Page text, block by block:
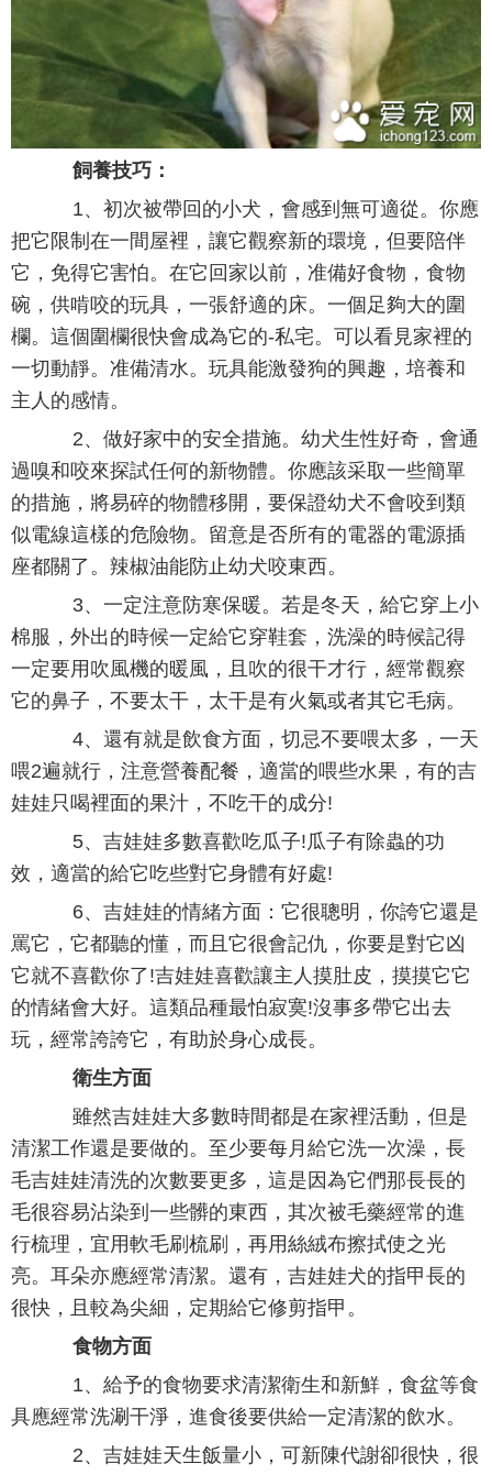
飼養技巧：
1、初次被帶回的小犬，會感到無可適從。你應
把它限制在一間屋裡，讓它觀察新的環境，但要陪伴
它，免得它害怕。在它回家以前，准備好食物，食物
碗，供啃咬的玩具，一張舒適的床。一個足夠大的圍
欄。這個圍欄很快會成為它的-私宅。可以看見家裡的
一切動靜。准備清水。玩具能激發狗的興趣，培養和
主人的感情。
2、做好家中的安全措施。幼犬生性好奇，會通
過嗅和咬來探試任何的新物體。你應該采取一些簡單
的措施，將易碎的物體移開，要保證幼犬不會咬到類
似電線這樣的危險物。留意是否所有的電器的電源插
座都關了。辣椒油能防止幼犬咬東西。
3、一定注意防寒保暖。若是冬天，給它穿上小
棉服，外出的時候一定給它穿鞋套，洗澡的時候記得
一定要用吹風機的暖風，且吹的很干才行，經常觀察
它的鼻子，不要太干，太干是有火氣或者其它毛病。
4、還有就是飲食方面，切忌不要喂太多，一天
喂2遍就行，注意營養配餐，適當的喂些水果，有的吉
娃娃只喝裡面的果汁，不吃干的成分!
5、吉娃娃多數喜歡吃瓜子!瓜子有除蟲的功
效，適當的給它吃些對它身體有好處!
6、吉娃娃的情緒方面：它很聰明，你誇它還是
罵它，它都聽的懂，而且它很會記仇，你要是對它凶
它就不喜歡你了!吉娃娃喜歡讓主人摸肚皮，摸摸它它
的情緒會大好。這類品種最怕寂寞!沒事多帶它出去
玩，經常誇誇它，有助於身心成長。
衛生方面
雖然吉娃娃大多數時間都是在家裡活動，但是
清潔工作還是要做的。至少要每月給它洗一次澡，長
毛吉娃娃清洗的次數要更多，這是因為它們那長長的
毛很容易沾染到一些髒的東西，其次被毛藥經常的進
行梳理，宜用軟毛刷梳刷，再用絲絨布擦拭使之光
亮。耳朵亦應經常清潔。還有，吉娃娃犬的指甲長的
很快，且較為尖細，定期給它修剪指甲。
食物方面
1、給予的食物要求清潔衛生和新鮮，食盆等食
具應經常洗涮干淨，進食後要供給一定清潔的飲水。
2、吉娃娃天生飯量小，可新陳代謝卻很快，很